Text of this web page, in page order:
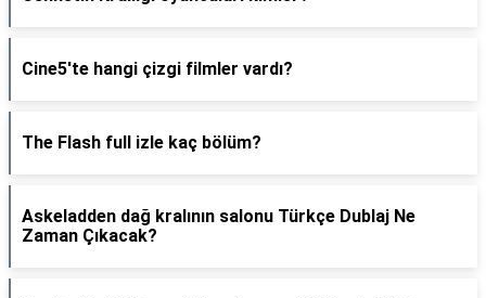
Cine5'te hangi çizgi filmler vardı?
The Flash full izle kaç bölüm?
Askeladden dağ kralının salonu Türkçe Dublaj Ne
Zaman Çıkacak?